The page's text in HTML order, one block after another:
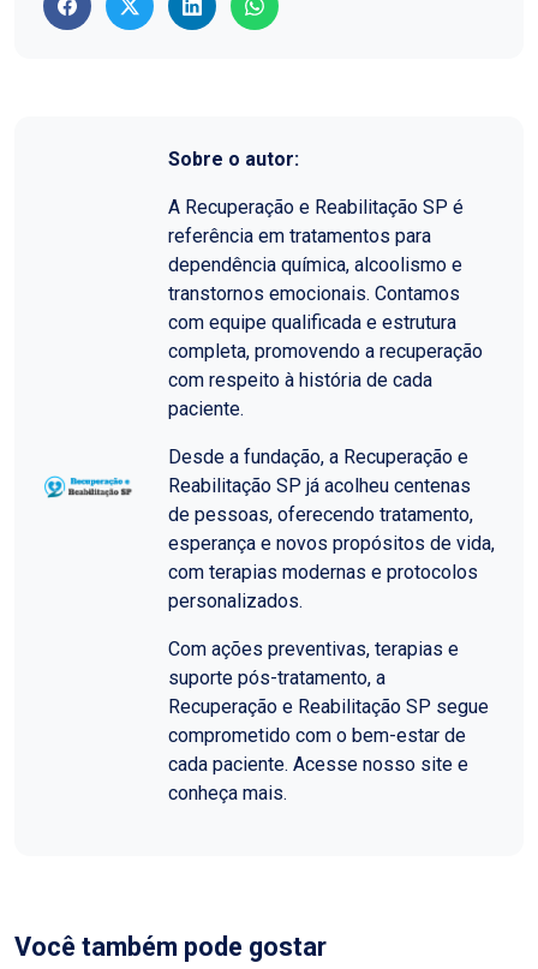
Sobre o autor:
A Recuperação e Reabilitação SP é
referência em tratamentos para
dependência química, alcoolismo e
transtornos emocionais. Contamos
com equipe qualificada e estrutura
completa, promovendo a recuperação
com respeito à história de cada
paciente.
Desde a fundação, a Recuperação e
Reabilitação SP já acolheu centenas
de pessoas, oferecendo tratamento,
esperança e novos propósitos de vida,
com terapias modernas e protocolos
personalizados.
Com ações preventivas, terapias e
suporte pós-tratamento, a
Recuperação e Reabilitação SP segue
comprometido com o bem-estar de
cada paciente. Acesse nosso site e
conheça mais.
Você também pode gostar